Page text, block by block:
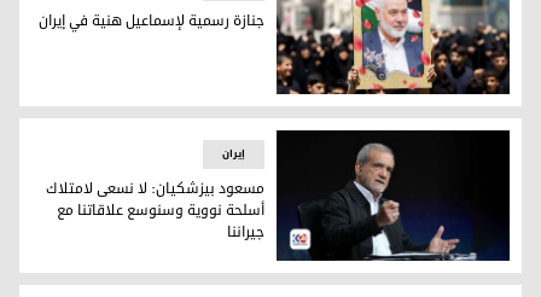
جنازة رسمية لإسماعيل هنية في إيران
جنازة رسمية لإسماعيل هنية في إيران
مسعود بيزشكيان: لا نسعى لامتلاك أسلحة نووية وسنوسع
إيران
مسعود بيزشكيان: لا نسعى لامتلاك
أسلحة نووية وسنوسع علاقاتنا مع
جيراننا